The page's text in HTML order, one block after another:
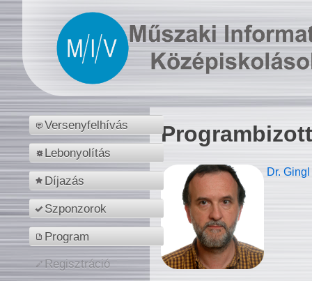
Versenyfelhívás
Lebonyolítás
Díjazás
Szponzorok
Program
Regisztráció
Dr.